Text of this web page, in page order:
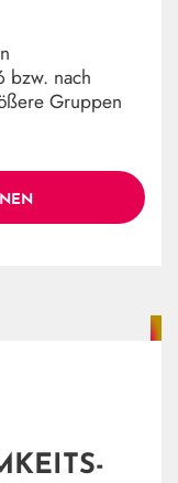
bzw. nach
Gruppen